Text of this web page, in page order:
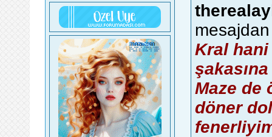
mesajdan
Kral
Maze de
döner